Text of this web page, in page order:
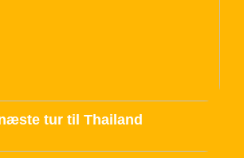
tur til Thailand